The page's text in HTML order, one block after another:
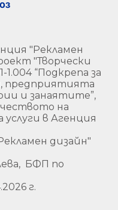
"Рекламен
"Творчески
1.004 “Подкрепа за
предприятията
и занаятите”,
на
в Агенция
дизайн"
БФП по
г.